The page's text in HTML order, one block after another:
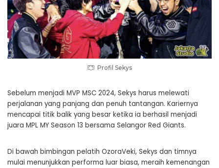
Profil Sekys
Sebelum menjadi MVP MSC 2024, Sekys harus melewati
perjalanan yang panjang dan penuh tantangan. Kariernya
mencapai titik balik yang besar ketika ia berhasil menjadi
juara MPL MY Season 13 bersama Selangor Red Giants.
Di bawah bimbingan pelatih OzoraVeki, Sekys dan timnya
mulai menunjukkan performa luar biasa, meraih kemenangan